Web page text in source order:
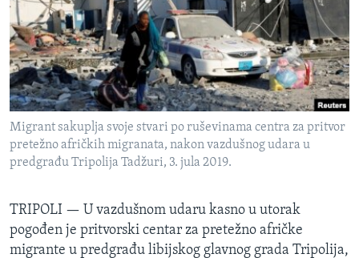
SPORT
INTERVJU
Migrant sakuplja svoje stvari po ruševinama centra za pritvor
pretežno afričkih migranata, nakon vazdušnog udara u
predgrađu Tripolija Tadžuri, 3. jula 2019.
TRIPOLI — U vazdušnom udaru kasno u utorak
pogođen je pritvorski centar za pretežno afričke
migrante u predgrađu libijskog glavnog grada Tripolija,